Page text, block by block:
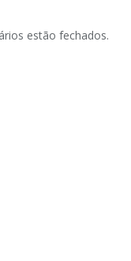
estão fechados.